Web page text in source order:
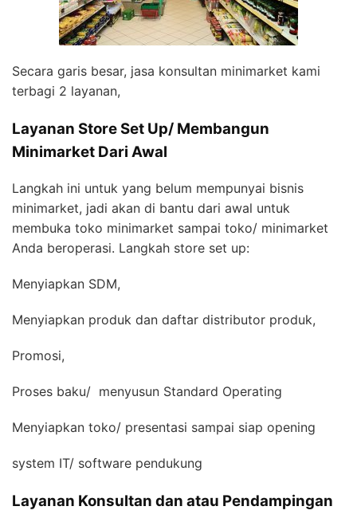
Secara garis besar, jasa konsultan minimarket kami
terbagi 2 layanan,
Layanan Store Set Up/ Membangun
Minimarket Dari Awal
Langkah ini untuk yang belum mempunyai bisnis
minimarket, jadi akan di bantu dari awal untuk
membuka toko minimarket sampai toko/ minimarket
Anda beroperasi. Langkah store set up:
Menyiapkan SDM,
Menyiapkan produk dan daftar distributor produk,
Promosi,
Proses baku/ menyusun Standard Operating
Menyiapkan toko/ presentasi sampai siap opening
system IT/ software pendukung
Layanan Konsultan dan atau Pendampingan